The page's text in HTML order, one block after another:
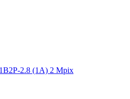
2.8 (1A) 2 Mpix